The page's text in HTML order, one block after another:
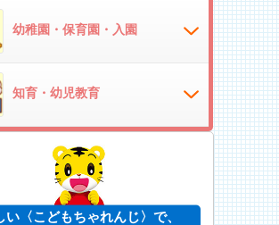
幼稚園・保育園・入園
知育・幼児教育
い〈こどもちゃれんじ〉で、